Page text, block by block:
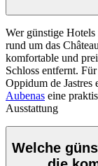
Wer günstige
rund um das
komfortable und
Schloss entfernt.
Oppidum de Jastres
Aubenas eine
Ausstattung
Welche